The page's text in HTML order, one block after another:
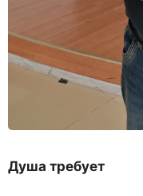
Душа требует